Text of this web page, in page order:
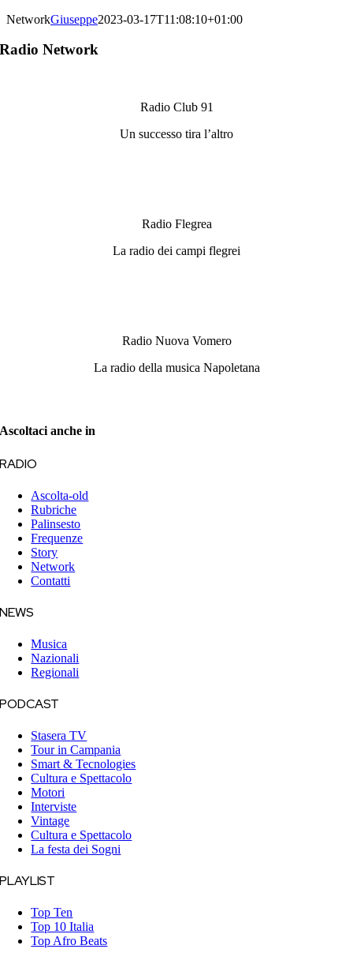
NetworkGiuseppe2023-03-17T11:08:10+01:00
Radio Network
Radio Club 91
Un successo tira l’altro
Radio Flegrea
La radio dei campi flegrei
Radio Nuova Vomero
La radio della musica Napoletana
Ascoltaci anche in
RADIO
Ascolta-old
Rubriche
Palinsesto
Frequenze
Story
Network
Contatti
NEWS
Musica
Nazionali
Regionali
PODCAST
Stasera TV
Tour in Campania
Smart & Tecnologies
Cultura e Spettacolo
Motori
Interviste
Vintage
Cultura e Spettacolo
La festa dei Sogni
PLAYLIST
Top Ten
Top 10 Italia
Top Afro Beats